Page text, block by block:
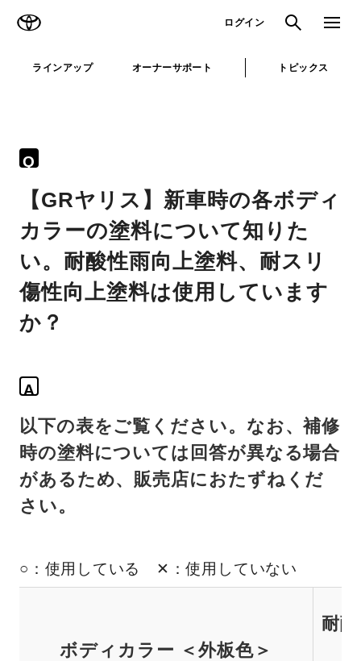
ログイン 検索 メニュ
ラインアップ オーナーサポート トピックス
Q
【GRヤリス】新車時の各ボディ
カラーの塗料について知りた
い。耐酸性雨向上塗料、耐スリ
傷性向上塗料は使用しています
か？
A
以下の表をご覧ください。なお、補修
時の塗料については回答が異なる場合
があるため、販売店におたずねくだ
さい。
○：使用している ✕：使用していない
ボディカラー ＜外板色＞
耐